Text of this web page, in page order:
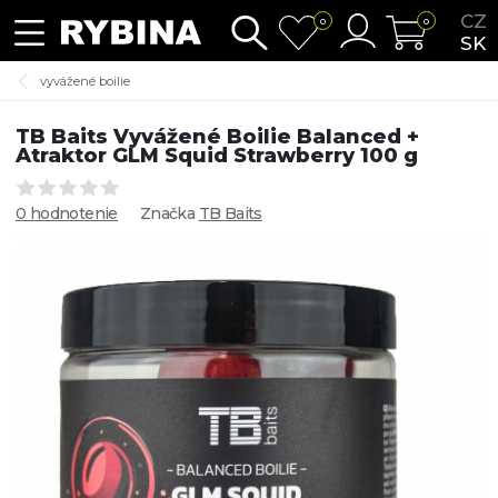
CZ
SK
0 0
vyvážené boilie
TB Baits Vyvážené Boilie Balanced +
Atraktor GLM Squid Strawberry 100 g
0 hodnotenie Značka TB Baits